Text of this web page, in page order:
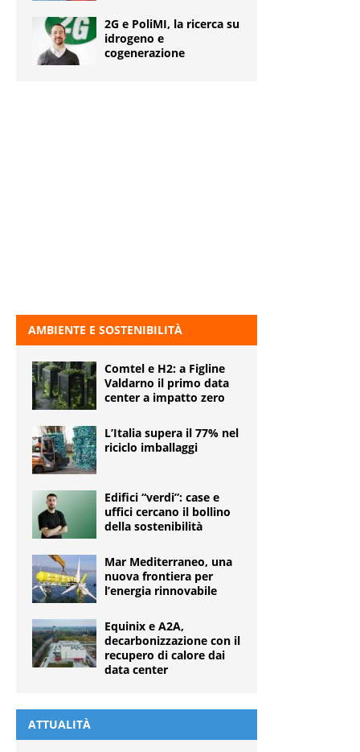
2G e PoliMI, la ricerca su
idrogeno e
cogenerazione
AMBIENTE E SOSTENIBILITÀ
Comtel e H2: a Figline
Valdarno il primo data
center a impatto zero
L’Italia supera il 77% nel
riciclo imballaggi
Edifici “verdi”: case e
uffici cercano il bollino
della sostenibilità
Mar Mediterraneo, una
nuova frontiera per
l’energia rinnovabile
Equinix e A2A,
decarbonizzazione con il
recupero di calore dai
data center
ATTUALITÀ